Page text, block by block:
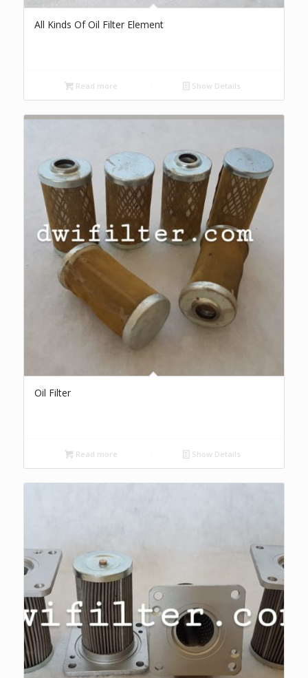
All Kinds Of Oil Filter Element
Read more Show Details
Oil Filter
Read more Show Details